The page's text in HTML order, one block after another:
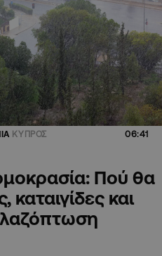
ΚΥΠΡΟΣ 06:41
Πού θα
και